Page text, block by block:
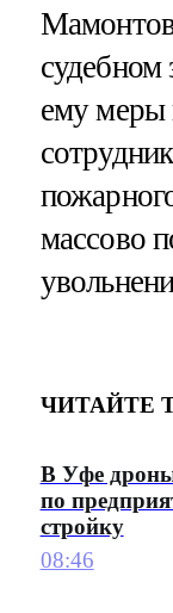
судебном
ему меры
массово
ЧИТАЙТЕ
В Уфе
по
стройку
08:46